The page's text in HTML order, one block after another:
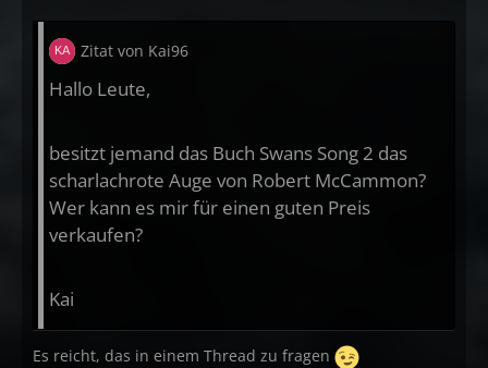
Zitat von Kai96
Hallo Leute,
besitzt jemand das Buch Swans Song 2 das
scharlachrote Auge von Robert McCammon?
Wer kann es mir für einen guten Preis
verkaufen?
Kai
Es reicht, das in einem Thread zu fragen